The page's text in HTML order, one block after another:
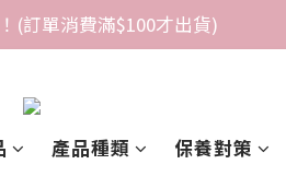
(訂單消費滿$100才出貨)
產品種類 保養對策